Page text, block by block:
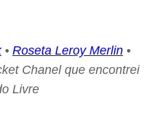
• Roseta Leroy Merlin •
Chanel que encontrei
Livre